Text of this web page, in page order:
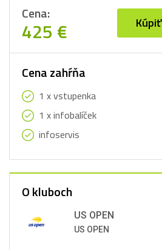
Cena:
425 € Kúpiť
Cena zahŕňa
1 x vstupenka
1 x infobalíček
infoservis
O kluboch
US OPEN
US OPEN